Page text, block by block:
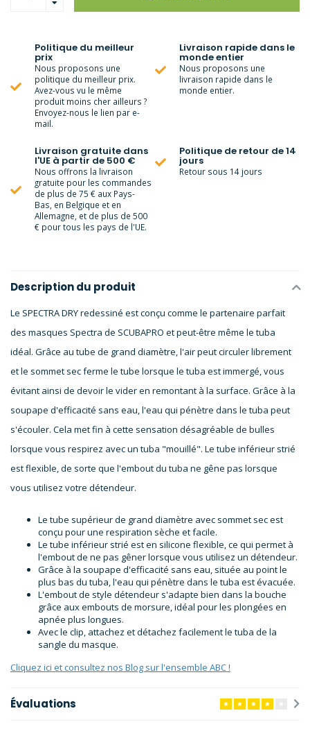
Politique du meilleur
prix
Nous proposons une
politique du meilleur prix.
Avez-vous vu le même
produit moins cher ailleurs ?
Envoyez-nous le lien par e-
mail.
Livraison rapide dans le
monde entier
Nous proposons une
livraison rapide dans le
monde entier.
Livraison gratuite dans
l'UE à partir de 500 €
Nous offrons la livraison
gratuite pour les commandes
de plus de 75 € aux Pays-
Bas, en Belgique et en
Allemagne, et de plus de 500
€ pour tous les pays de l'UE.
Politique de retour de 14
jours
Retour sous 14 jours
Description du produit
Le SPECTRA DRY redessiné est conçu comme le partenaire parfait
des masques Spectra de SCUBAPRO et peut-être même le tuba
idéal. Grâce au tube de grand diamètre, l'air peut circuler librement
et le sommet sec ferme le tube lorsque le tuba est immergé, vous
évitant ainsi de devoir le vider en remontant à la surface. Grâce à la
soupape d'efficacité sans eau, l'eau qui pénètre dans le tuba peut
s'écouler. Cela met fin à cette sensation désagréable de bulles
lorsque vous respirez avec un tuba "mouillé". Le tube inférieur strié
est flexible, de sorte que l'embout du tuba ne gêne pas lorsque
vous utilisez votre détendeur.
Le tube supérieur de grand diamètre avec sommet sec est
conçu pour une respiration sèche et facile.
Le tube inférieur strié est en silicone flexible, ce qui permet à
l'embout de ne pas gêner lorsque vous utilisez un détendeur.
Grâce à la soupape d'efficacité sans eau, située au point le
plus bas du tuba, l'eau qui pénètre dans le tuba est évacuée.
L'embout de style détendeur s'adapte bien dans la bouche
grâce aux embouts de morsure, idéal pour les plongées en
apnée plus longues.
Avec le clip, attachez et détachez facilement le tuba de la
sangle du masque.
Cliquez ici et consultez nos Blog sur l'ensemble ABC !
Évaluations